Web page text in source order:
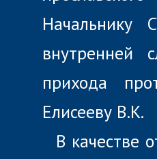
внутренней
прихода
Елисееву В.К.
В качестве